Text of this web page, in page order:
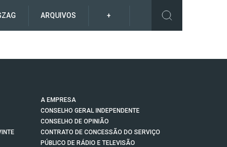
ARQUIVOS +
A EMPRESA
CONSELHO GERAL INDEPENDENTE
CONSELHO DE OPINIÃO
CONTRATO DE CONCESSÃO DO SERVIÇO
PÚBLICO DE RÁDIO E TELEVISÃO